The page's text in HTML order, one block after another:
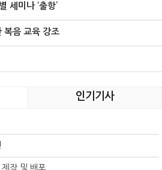
세미나 ‘출항’
복음 교육 강조
인기기사
작 및 배포